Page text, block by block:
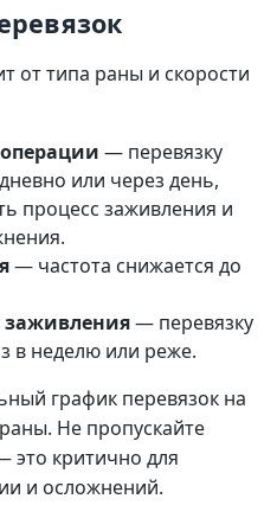
от типа раны и скорости
— перевязку
или через день,
процесс заживления и
— частота снижается до
заживления— перевязку
в неделю или реже.
график перевязок на
Не пропускайте
это критично для
и осложнений.